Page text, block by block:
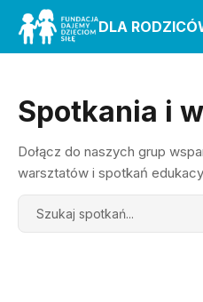
DLA
Spotkania i
Dołącz do naszych grup
warsztatów i spotkań
Search